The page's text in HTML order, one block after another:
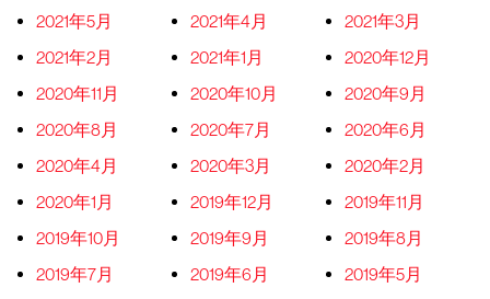
2021年5月
2021年4月
2021年3月
2021年2月
2021年1月
2020年12月
2020年11月
2020年10月
2020年9月
2020年8月
2020年7月
2020年6月
2020年4月
2020年3月
2020年2月
2020年1月
2019年12月
2019年11月
2019年10月
2019年9月
2019年8月
2019年7月
2019年6月
2019年5月